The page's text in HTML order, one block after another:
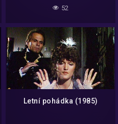
52
Letní pohádka (1985)